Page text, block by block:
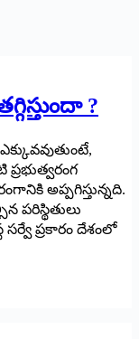
?
అప్పగిస్తున్నది.
పరిస్థితులు
ప్రకారం దేశంలో